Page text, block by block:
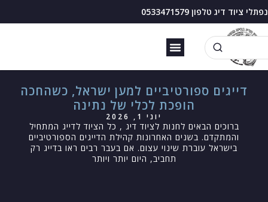
נפתלי ציוד דיג טלפון 0533471579
דייגים ספורטיביים למען ישראל, כשהחכה
הופכת לכלי של נתינה
יוני 1, 2026
ברוכים הבאים לחנות לציוד דיג , כל הציוד לדייג המתחיל
והמתקדם. בשנים האחרונות קהילת הדייגים הספורטיביים
בישראל עוברת שינוי עצום. אם בעבר רבים ראו בדייג רק
תחביב, היום יותר ויותר